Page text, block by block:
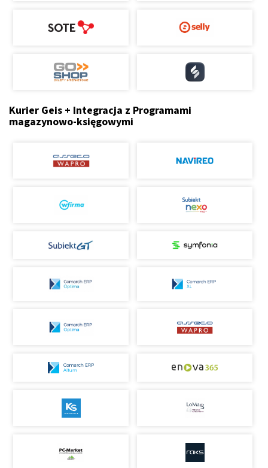
Kurier Geis + Integracja z Programami
magazynowo-księgowymi